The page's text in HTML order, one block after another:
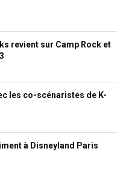
revient sur Camp Rock et
les co-scénaristes de K-
à Disneyland Paris